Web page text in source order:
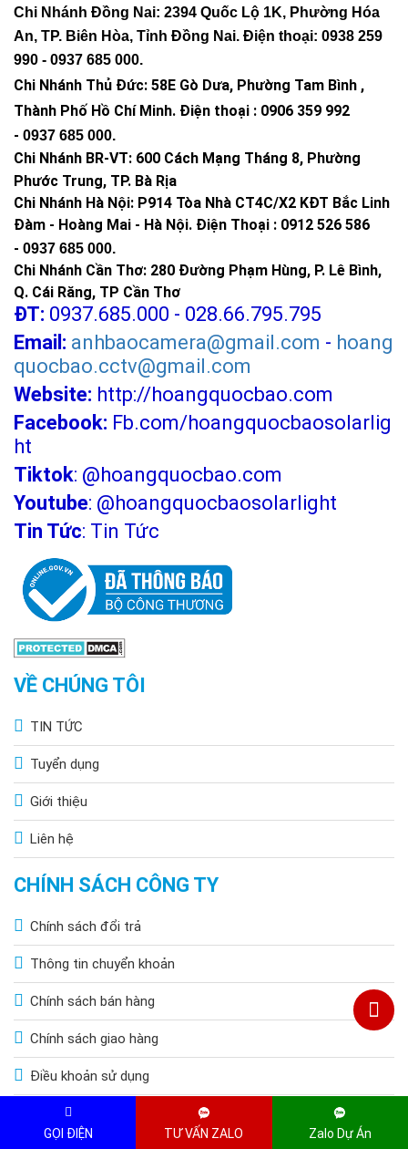
Chi Nhánh Đồng Nai: 2394 Quốc Lộ 1K, Phường Hóa
An, TP. Biên Hòa, Tỉnh Đồng Nai. Điện thoại: 0938 259
990 - 0937 685 000.
Chi Nhánh Thủ Đức: 58E Gò Dưa, Phường Tam Bình ,
Thành Phố Hồ Chí Minh. Điện thoại : 0906 359 992
- 0937 685 000.
Chi Nhánh BR-VT: 600 Cách Mạng Tháng 8, Phường
Phước Trung, TP. Bà Rịa
Chi Nhánh Hà Nội: P914 Tòa Nhà CT4C/X2 KĐT Bắc Linh
Đàm - Hoàng Mai - Hà Nội. Điện Thoại : 0912 526 586
- 0937 685 000.
Chi Nhánh Cần Thơ: 280 Đường Phạm Hùng, P. Lê Bình,
Q. Cái Răng, TP Cần Thơ
ĐT: 0937.685.000 - 028.66.795.795
Email: anhbaocamera@gmail.com - hoang
quocbao.cctv@gmail.com
Website: http://hoangquocbao.com
Facebook: Fb.com/hoangquocbaosolarlig
ht
Tiktok: @hoangquocbao.com
Youtube: @hoangquocbaosolarlight
Tin Tức: Tin Tức
VỀ CHÚNG TÔI
TIN TỨC
Tuyển dụng
Giới thiệu
Liên hệ
CHÍNH SÁCH CÔNG TY
Chính sách đổi trả
Thông tin chuyển khoản
Chính sách bán hàng
Chính sách giao hàng
Điều khoản sử dụng
Chính sách bảo mật thông tin
GỌI ĐIỆN TƯ VẤN ZALO Zalo Dự Án